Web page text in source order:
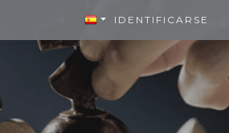
IDENTIFICARSE